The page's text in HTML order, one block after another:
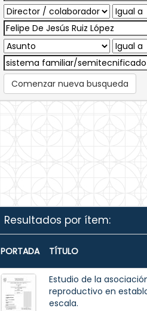
Comenzar nueva busqueda
Resultados por ítem:
PORTADA TÍTULO
Estudio de la
reproductivo en
escala.